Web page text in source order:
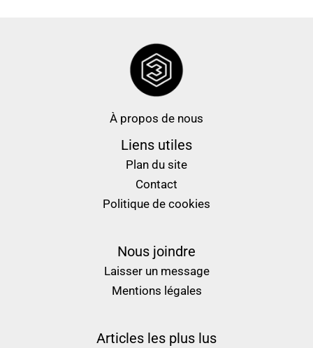
À propos de nous
Liens utiles
Plan du site
Contact
Politique de cookies
Nous joindre
Laisser un message
Mentions légales
Articles les plus lus